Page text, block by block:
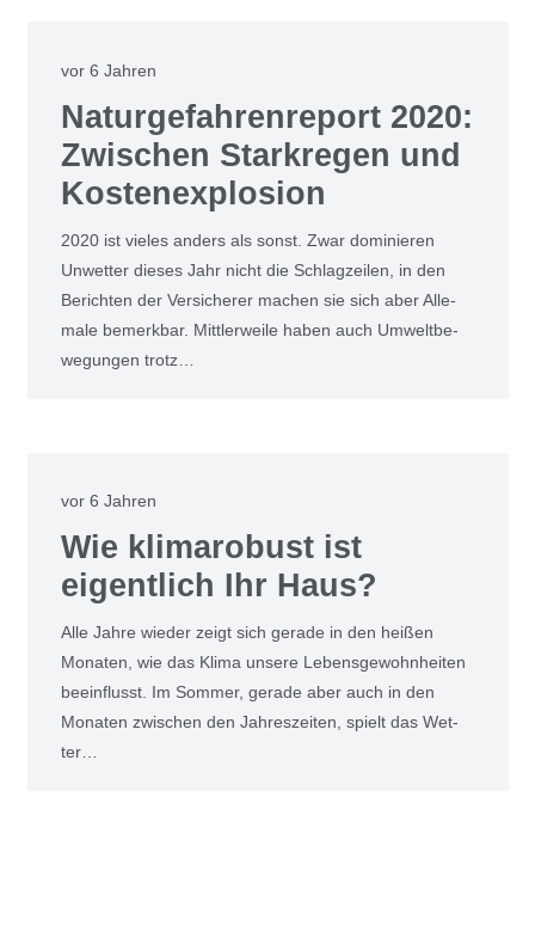
vor 6 Jahren
Natur­ge­fah­ren­re­port 2020:
Zwi­schen Stark­re­gen und
Kos­ten­ex­plo­si­on
2020 ist vie­les anders als sonst. Zwar domi­nie­ren
Unwet­ter die­ses Jahr nicht die Schlag­zei­len, in den
Berich­ten der Ver­si­che­rer machen sie sich aber Alle­
ma­le bemerk­bar. Mitt­ler­wei­le haben auch Umwelt­be­
we­gun­gen trotz…
vor 6 Jahren
Wie kli­ma­ro­bust ist
eigent­lich Ihr Haus?
Alle Jah­re wie­der zeigt sich gera­de in den hei­ßen
Mona­ten, wie das Kli­ma unse­re Lebens­ge­wohn­hei­ten
beein­flusst. Im Som­mer, gera­de aber auch in den
Mona­ten zwi­schen den Jah­res­zei­ten, spielt das Wet­
ter…